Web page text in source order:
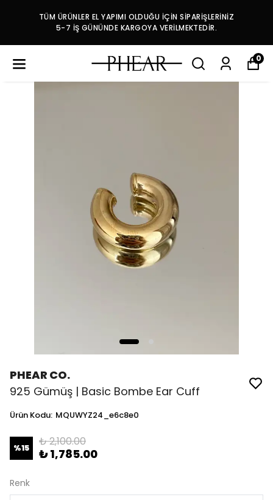
TÜM ÜRÜNLER EL YAPIMI OLDUĞU İÇİN SİPARİŞLERİNİZ
5-7 İŞ GÜNÜNDE KARGOYA VERİLMEKTEDİR.
0
PHEAR CO.
925 Gümüş | Basic Bombe Ear Cuff
Ürün Kodu: MQUWYZ24_e6c8e0
%15 ₺ 2,100.00
₺ 1,785.00
Renk